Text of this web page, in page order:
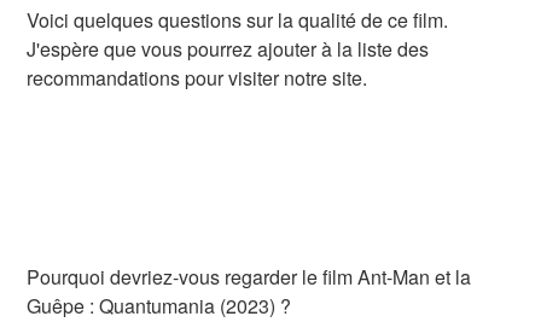
Voici quelques questions sur la qualité de ce film.
J'espère que vous pourrez ajouter à la liste des
recommandations pour visiter notre site.
Pourquoi devriez-vous regarder le film Ant-Man et la
Guêpe : Quantumania (2023) ?